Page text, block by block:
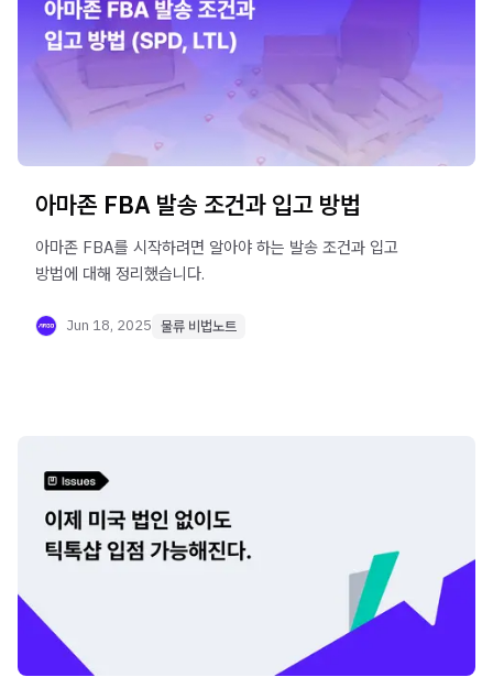
아마존 FBA 발송 조건과 입고 방법
아마존 FBA를 시작하려면 알아야 하는 발송 조건과 입고
방법에 대해 정리했습니다.
Jun 18, 2025 물류 비법노트